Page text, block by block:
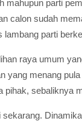
mahupun parti
calon sudah
parti
raya umum
yang menang
pihak, sebaliknya